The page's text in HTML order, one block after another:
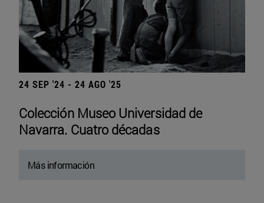
24 SEP '24 - 24 AGO '25
Colección Museo Universidad de
Navarra. Cuatro décadas
Más información